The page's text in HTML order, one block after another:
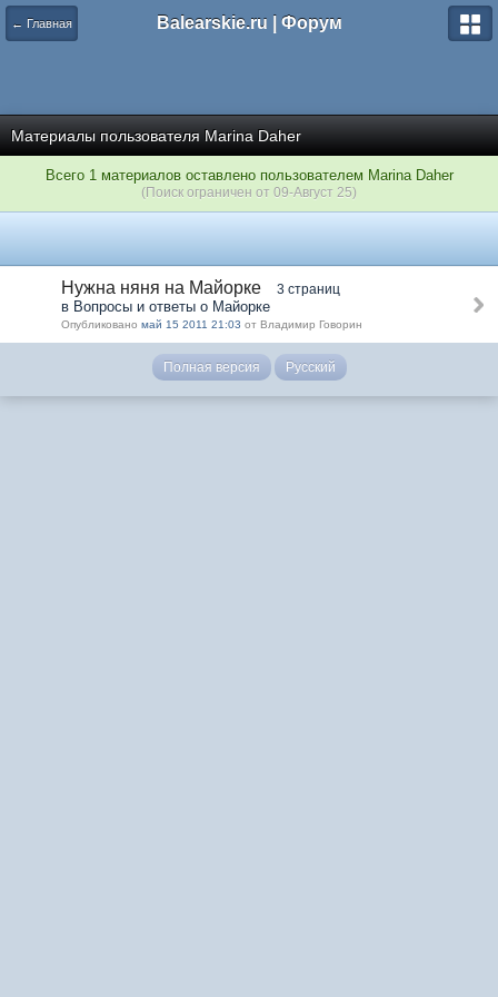
← Главная Balearskie.ru | Форум
Материалы пользователя Marina Daher
Всего 1 материалов оставлено пользователем Marina Daher
(Поиск ограничен от 09-Август 25)
Нужна няня на Майорке 3 страниц
в Вопросы и ответы о Майорке
Опубликовано май 15 2011 21:03 от Владимир Говорин
Полная версия Русский